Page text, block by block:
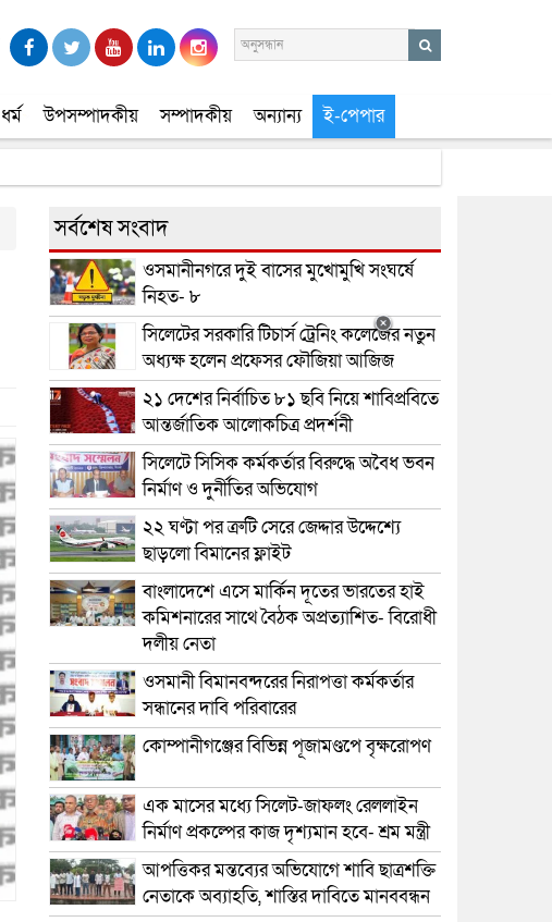
ধর্ম উপসম্পাদকীয় সম্পাদকীয় অন্যান্য ই-পেপার
সর্বশেষ সংবাদ
ওসমানীনগরে দুই বাসের মুখোমুখি সংঘর্ষে
নিহত- ৮
সিলেটের সরকারি টিচার্স ট্রেনিং কলেজের নতুন
অধ্যক্ষ হলেন প্রফেসর ফৌজিয়া আজিজ
২১ দেশের নির্বাচিত ৮১ ছবি নিয়ে শাবিপ্রবিতে
আন্তর্জাতিক আলোকচিত্র প্রদর্শনী
সিলেটে সিসিক কর্মকর্তার বিরুদ্ধে অবৈধ ভবন
নির্মাণ ও দুর্নীতির অভিযোগ
২২ ঘণ্টা পর ত্রুটি সেরে জেদ্দার উদ্দেশ্যে
ছাড়লো বিমানের ফ্লাইট
বাংলাদেশে এসে মার্কিন দূতের ভারতের হাই
কমিশনারের সাথে বৈঠক অপ্রত্যাশিত- বিরোধী
দলীয় নেতা
ওসমানী বিমানবন্দরের নিরাপত্তা কর্মকর্তার
সন্ধানের দাবি পরিবারের
কোম্পানীগঞ্জের বিভিন্ন পূজামণ্ডপে বৃক্ষরোপণ
এক মাসের মধ্যে সিলেট-জাফলং রেললাইন
নির্মাণ প্রকল্পের কাজ দৃশ্যমান হবে- শ্রম মন্ত্রী
আপত্তিকর মন্তব্যের অভিযোগে শাবি ছাত্রশক্তি
নেতাকে অব্যাহতি, শাস্তির দাবিতে মানববন্ধন